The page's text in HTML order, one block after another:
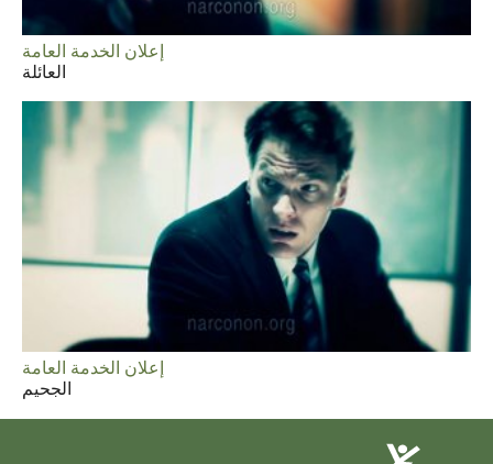
إعلان الخدمة العامة
العائلة
إعلان الخدمة العامة
الجحيم